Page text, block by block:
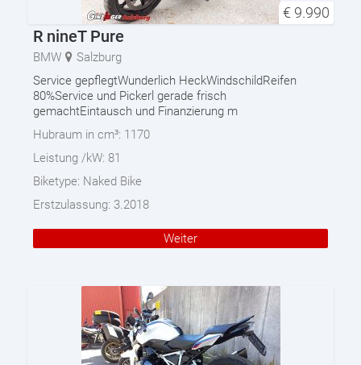
€ 9.990
R nineT Pure
BMW
Salzburg
Service gepflegtWunderlich HeckWindschildReifen
80%Service und Pickerl gerade frisch
gemachtEintausch und Finanzierung m
Hubraum in cm³: 1170
Leistung /kW: 81
Biketype: Naked Bike
Erstzulassung: 3.2018
Weiter